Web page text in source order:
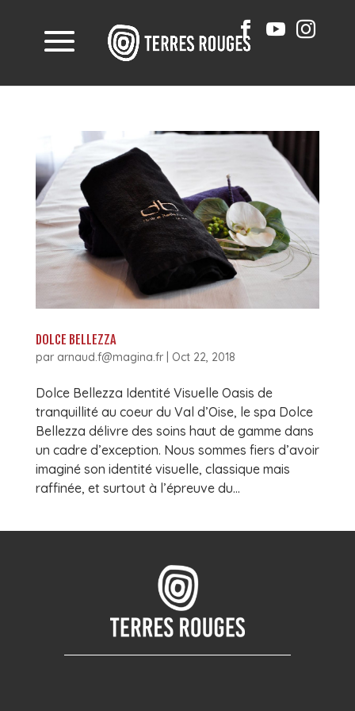
DOLCE BELLEZZA
par arnaud.f@magina.fr| Oct 22, 2018
Dolce Bellezza Identité Visuelle Oasis de
tranquillité au coeur du Val d’Oise, le spa Dolce
Bellezza délivre des soins haut de gamme dans
un cadre d’exception. Nous sommes fiers d’avoir
imaginé son identité visuelle, classique mais
raffinée, et surtout à l’épreuve du...